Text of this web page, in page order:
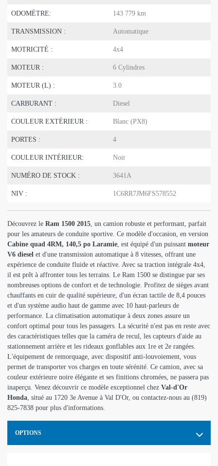
ODOMÈTRE: 143 779 km
TRANSMISSION : Automatique
MOTRICITÉ : 4x4
MOTEUR : 6 Cylindres
MOTEUR (L) : 3.0
CARBURANT : Diesel
COULEUR EXTÉRIEUR : Blanc (PX8)
PORTES : 4
COULEUR INTÉRIEUR: Noir
NUMÉRO DE STOCK : 3641A
NIV : 1C6RR7JM6FS578552
Découvrez le Ram 1500 2015, un camion robuste et performant, parfait
pour les amateurs de conduite sportive. Ce modèle d'occasion, en version
Cabine quad 4RM, 140,5 po Laramie, est équipé d'un puissant moteur
V6 diesel et d'une transmission automatique à 8 vitesses, offrant une
expérience de conduite fluide et réactive. Avec sa traction intégrale 4x4,
il est prêt à affronter tous les terrains. Le Ram 1500 se distingue par ses
nombreuses options de confort et de technologie. Profitez de sièges avant
chauffants en cuir de qualité supérieure, d'un écran tactile de 8,4 pouces
et d'un système audio haut de gamme avec 10 haut-parleurs de
performance. La climatisation automatique à deux zones assure un
confort optimal pour tous les passagers. La sécurité n'est pas en reste avec
des caractéristiques telles que la caméra de recul, les capteurs d'aide au
stationnement arrière et les rideaux gonflables aux 1re et 2e rangées.
L'équipement de remorquage, avec dispositif anti-louvoiement, vous
permet de transporter vos charges en toute sérénité. Ce camion, avec sa
couleur extérieure noire élégante et ses finitions chromées, ne passera pas
inaperçu. Venez découvrir ce modèle exceptionnel chez Val-d'Or
Honda, situé au 1720 3e Avenue à Val D'Or, ou contactez-nous au (819)
825-7838 pour plus d'informations.
OPTIONS